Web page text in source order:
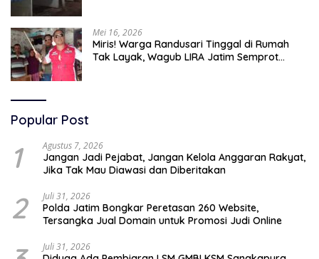
Mei 16, 2026
Miris! Warga Randusari Tinggal di Rumah
Tak Layak, Wagub LIRA Jatim Semprot
Popular Post
1 Agustus 7, 2026
Jangan Jadi Pejabat, Jangan Kelola Anggaran Rakyat,
Jika Tak Mau Diawasi dan Diberitakan
2 Juli 31, 2026
Polda Jatim Bongkar Peretasan 260 Website,
Tersangka Jual Domain untuk Promosi Judi Online
Juli 31, 2026